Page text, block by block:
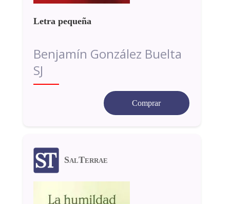
Letra pequeña
Benjamín González Buelta
SJ
Comprar
SalTerrae